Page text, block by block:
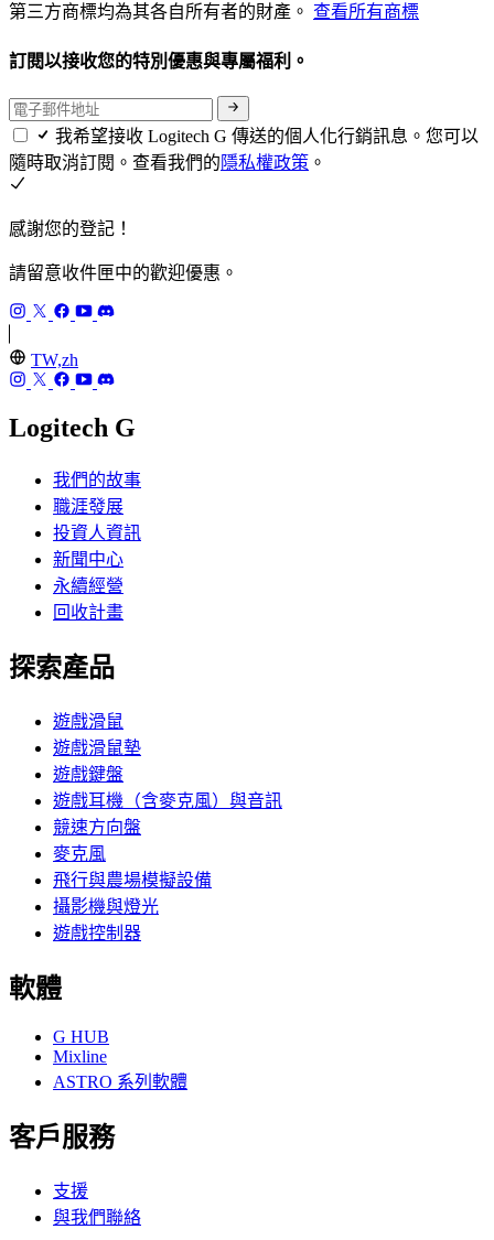
第三方商標均為其各自所有者的財產。 查看所有商標
訂閱以接收您的特別優惠與專屬福利。
我希望接收 Logitech G 傳送的個人化行銷訊息。您可以
隨時取消訂閱。查看我們的隱私權政策 。
感謝您的登記！
請留意收件匣中的歡迎優惠。
TW,zh
Logitech G
我們的故事
職涯發展
投資人資訊
新聞中心
永續經營
回收計畫
探索產品
遊戲滑鼠
遊戲滑鼠墊
遊戲鍵盤
遊戲耳機（含麥克風）與音訊
競速方向盤
麥克風
飛行與農場模擬設備
攝影機與燈光
遊戲控制器
軟體
G HUB
Mixline
ASTRO 系列軟體
客戶服務
支援
與我們聯絡